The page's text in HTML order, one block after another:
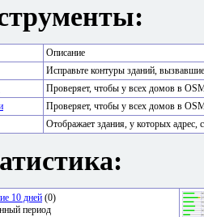
Описание
Исправьте контуры зданий,
Проверяет, чтобы у всех домов в
Проверяет, чтобы у всех домов в
Отображает здания, у которых адрес,
10 дней (0)
период